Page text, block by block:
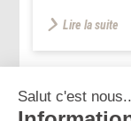
Lire la suite
<< < ...